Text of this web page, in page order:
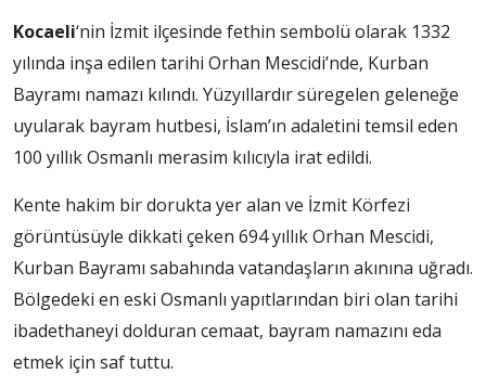
Kocaeli‘nin İzmit ilçesinde fethin sembolü olarak 1332
yılında inşa edilen tarihi Orhan Mescidi’nde, Kurban
Bayramı namazı kılındı. Yüzyıllardır süregelen geleneğe
uyularak bayram hutbesi, İslam’ın adaletini temsil eden
100 yıllık Osmanlı merasim kılıcıyla irat edildi.
Kente hakim bir dorukta yer alan ve İzmit Körfezi
görüntüsüyle dikkati çeken 694 yıllık Orhan Mescidi,
Kurban Bayramı sabahında vatandaşların akınına uğradı.
Bölgedeki en eski Osmanlı yapıtlarından biri olan tarihi
ibadethaneyi dolduran cemaat, bayram namazını eda
etmek için saf tuttu.